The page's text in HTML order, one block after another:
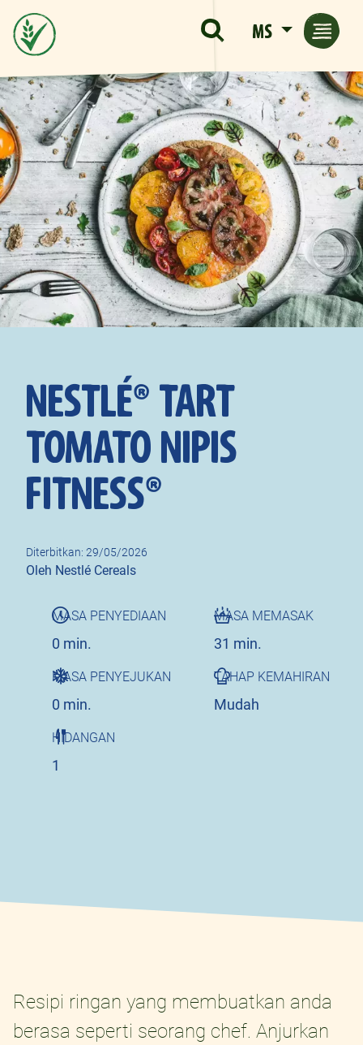
Langkau ke kandungan utama
MS
NESTLÉ® TART
TOMATO NIPIS
FITNESS®
Diterbitkan: 29/05/2026
Author
Oleh Nestlé Cereals
MASA PENYEDIAAN
0 min.
MASA MEMASAK
31 min.
MASA PENYEJUKAN
0 min.
TAHAP KEMAHIRAN
Mudah
HIDANGAN
1
Resipi ringan yang membuatkan anda
berasa seperti seorang chef. Anjurkan